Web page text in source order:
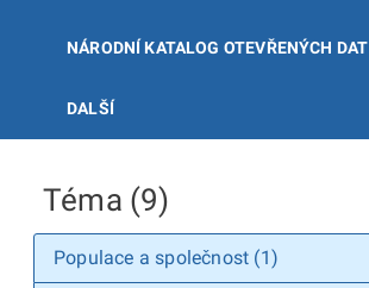
NÁRODNÍ KATALOG OTEVŘENÝCH DAT
DALŠÍ
Téma (9)
Populace a společnost (1)